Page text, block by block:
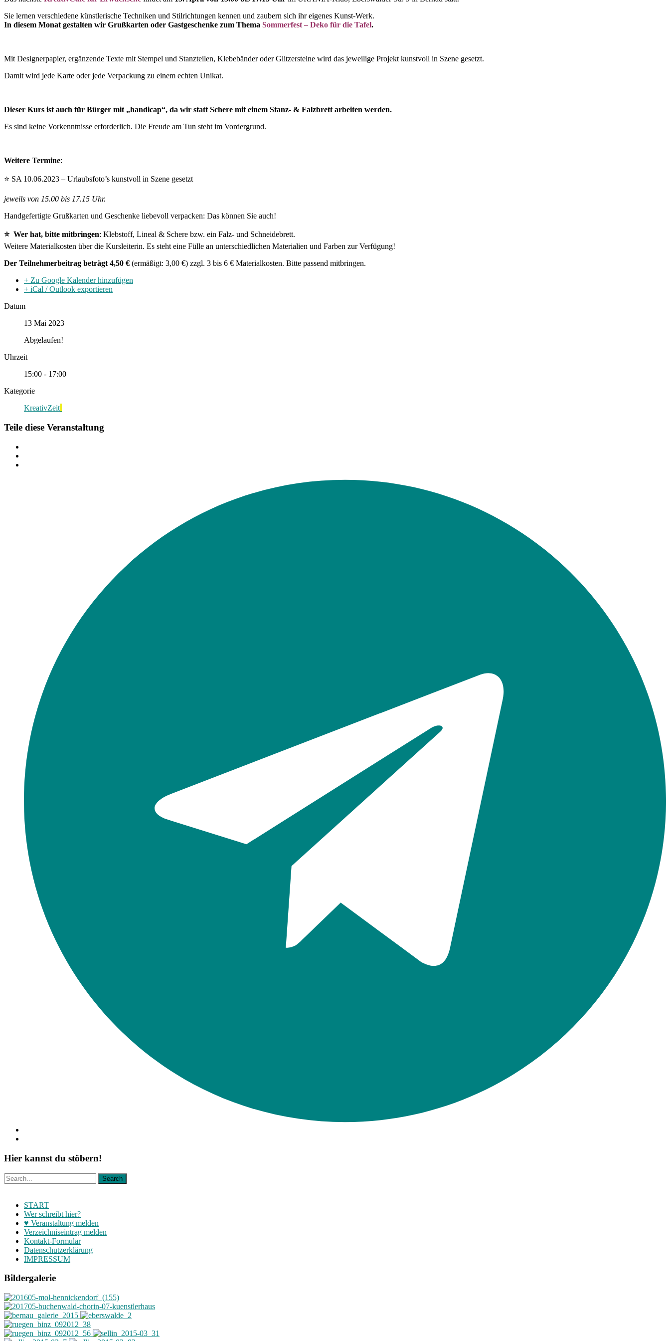
Sie lernen verschiedene künstlerische Techniken und Stilrichtungen kennen und zaubern sich ihr eigenes Kunst-Werk.
In diesem Monat gestalten wir Grußkarten oder Gastgeschenke zum Thema Sommerfest – Deko für die Tafel.
Mit Designerpapier, ergänzende Texte mit Stempel und Stanzteilen, Klebebänder oder Glitzersteine wird das jeweilige Projekt kunstvoll in Szene gesetzt.
Damit wird jede Karte oder jede Verpackung zu einem echten Unikat.
Dieser Kurs ist auch für Bürger mit „handicap“, da wir statt Schere mit einem Stanz- & Falzbrett arbeiten werden.
Es sind keine Vorkenntnisse erforderlich. Die Freude am Tun steht im Vordergrund.
Weitere Termine:
⭐ SA 10.06.2023 – Urlaubsfoto’s kunstvoll in Szene gesetzt
jeweils von 15.00 bis 17.15 Uhr.
Handgefertigte Grußkarten und Geschenke liebevoll verpacken: Das können Sie auch!
⭐ Wer hat, bitte mitbringen: Klebstoff, Lineal & Schere bzw. ein Falz- und Schneidebrett.
Weitere Materialkosten über die Kursleiterin. Es steht eine Fülle an unterschiedlichen Materialien und Farben zur Verfügung!
Der Teilnehmerbeitrag beträgt 4,50 € (ermäßigt: 3,00 €) zzgl. 3 bis 6 € Materialkosten. Bitte passend mitbringen.
+ Zu Google Kalender hinzufügen
+ iCal / Outlook exportieren
Datum
13 Mai 2023
Abgelaufen!
Uhrzeit
15:00 - 17:00
Kategorie
KreativZeit
Teile diese Veranstaltung
Hier kannst du stöbern!
START
Wer schreibt hier?
♥ Veranstaltung melden
Verzeichniseintrag melden
Kontakt-Formular
Datenschutzerklärung
IMPRESSUM
Bildergalerie